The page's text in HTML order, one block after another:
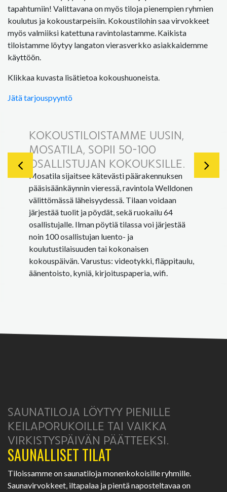
tapahtumiin! Valittavana on myös tiloja pienempien ryhmien
koulutus ja kokoustarpeisiin. Kokoustilohin saa virvokkeet
myös valmiiksi katettuna ravintolastamme. Kaikista
tiloistamme löytyy langaton vierasverkko asiakkaidemme
käyttöön.
Klikkaa kuvasta lisätietoa kokoushuoneista.
Jätä tarjouspyyntö
KOKOUSTILOISTAMME UUSIN,
MOSATILA, SOPII 50-100
OSALLISTUJAN KOKOUKSILLE.
Mosatila sijaitsee kätevästi päärakennuksen
pääsisäänkäynnin vieressä, ravintola Welldonen
välittömässä läheisyydessä. Tilaan voidaan
järjestää tuolit ja pöydät, sekä ruokailu 64
osallistujalle. Ilman pöytiä tilassa voi järjestää
noin 100 osallistujan luento- ja
koulutustilaisuuden tai kokonaisen
kokouspäivän. Varustus: videotykki, fläppitaulu,
äänentoisto, kyniä, kirjoituspaperia, wifi.
SAUNATILOJA LÖYTYY PIENILLE
KEILAPORUKOILLE TAI VAIKKA
VIRKISTYSPÄIVÄN PÄÄTTEEKSI.
SAUNALLISET TILAT
Tiloissamme on saunatiloja monenkokoisille ryhmille.
Saunavirvokkeet, iltapalaa ja pientä naposteltavaa on